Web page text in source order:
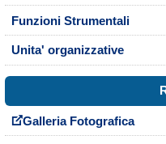
Funzioni Strumentali
Unita' organizzative
Galleria Fotografica